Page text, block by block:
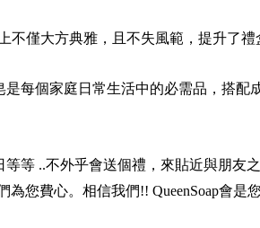
僅大方典雅，且不失風範，提升了禮
每個家庭日常生活中的必需品，搭配
等 ..不外乎會送個禮，來貼近與朋友
您費心。相信我們!! QueenSoap會是